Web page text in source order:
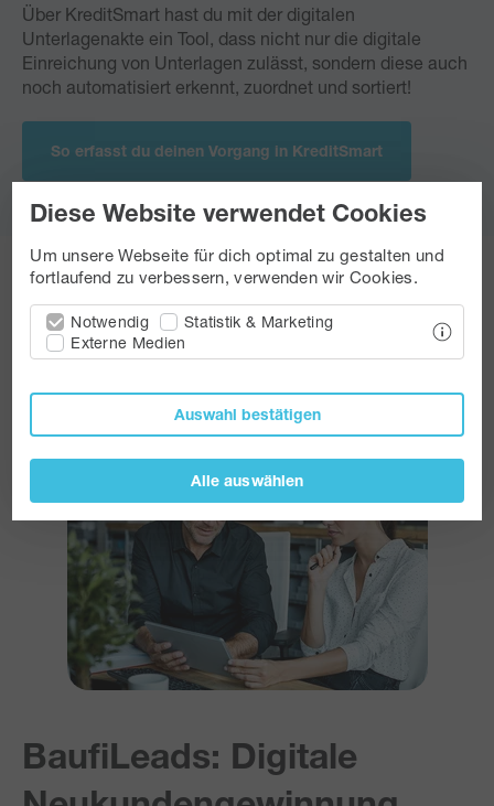
Über KreditSmart hast du mit der digitalen
Unterlagenakte ein Tool, dass nicht nur die digitale
Einreichung von Unterlagen zulässt, sondern diese auch
noch automatisiert erkennt, zuordnet und sortiert!
So erfasst du deinen Vorgang in KreditSmart
Top informiert
Europace
BaufiLeads: Digitale
Diese Website verwendet Cookies
Um unsere Webseite für dich optimal zu gestalten und
fortlaufend zu verbessern, verwenden wir Cookies.
Notwendig
Statistik & Marketing
Externe Medien
Auswahl bestätigen
Alle auswählen